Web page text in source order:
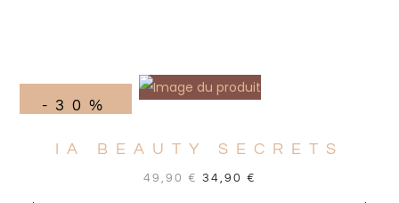
-30%
IA BEAUTY SECRETS
49,90 € 34,90 €